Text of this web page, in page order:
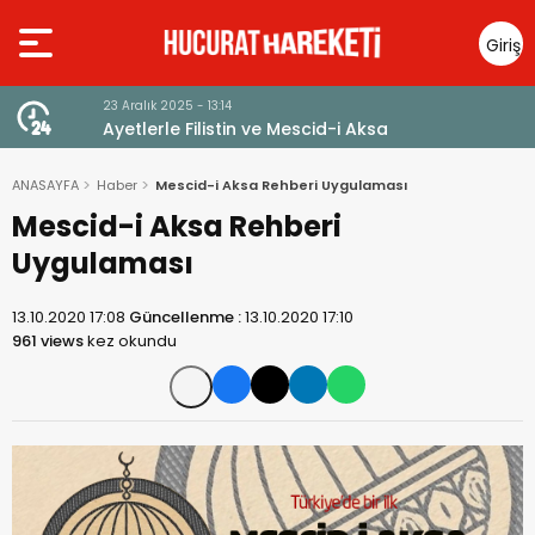
Giriş
Yap
23 Aralık 2025 - 13:14
Ayetlerle Filistin ve Mescid-i Aksa
ANASAYFA Haber Mescid-i Aksa Rehberi Uygulaması
Mescid-i Aksa Rehberi
Uygulaması
13.10.2020 17:08 Güncellenme :13.10.2020 17:10
961 viewskez okundu